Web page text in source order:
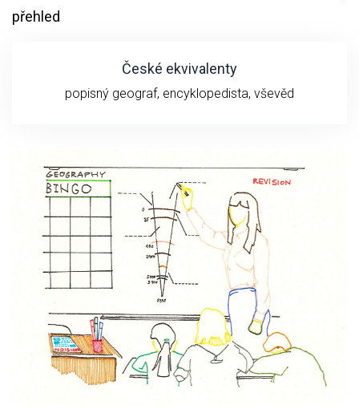
přehled
České ekvivalenty
popisný geograf, encyklopedista, vševěd